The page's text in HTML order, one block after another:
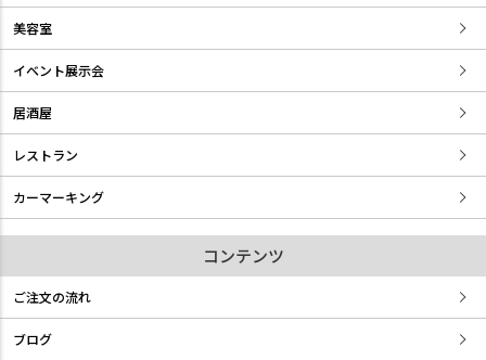
美容室
イベント展示会
居酒屋
レストラン
カーマーキング
コンテンツ
ご注文の流れ
ブログ